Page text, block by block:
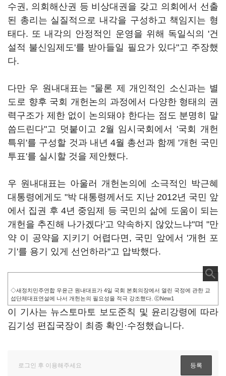
수권, 의회해산권 등 비상대권을 갖고 의회에서 선출
된 총리는 실질적으로 내각을 구성하고 책임지는 형
태다. 또 내각의 안정적인 운영을 위해 독일식의 '건
설적 불신임제도'를 받아들일 필요가 있다"고 주장했
다.
다만 우 원내대표는 "물론 제 개인적인 소신과는 별
도로 향후 국회 개헌논의 과정에서 다양한 형태의 권
력구조가 제한 없이 논의돼야 한다는 점도 분명히 말
씀드린다"고 덧붙이고 2월 임시국회에서 '국회 개헌
특위'를 구성할 것과 내년 4월 총선과 함께 '개헌 국민
투표'를 실시할 것을 제안했다.
우 원내대표는 아울러 개헌논의에 소극적인 박근혜
대통령에게도 "박 대통령께서도 지난 2012년 국민 앞
에서 집권 후 4년 중임제 등 국민의 삶에 도움이 되는
개헌을 추진해 나가겠다'고 약속하지 않았느냐"며 "만
약 이 공약을 지키기 어렵다면, 국민 앞에서 '개헌 포
기'를 용기 있게 선언하라"고 압박했다.
◇새정치민주연합 우윤근 원내대표가 4일 국회 본회의장에서 열린 국정에 관한 교
섭단체대표연설에 나서 개헌논의 필요성을 적극 강조했다. ⓒNew1
이 기사는 뉴스토마토 보도준칙 및 윤리강령에 따라
김기성 편집국장이 최종 확인·수정했습니다.